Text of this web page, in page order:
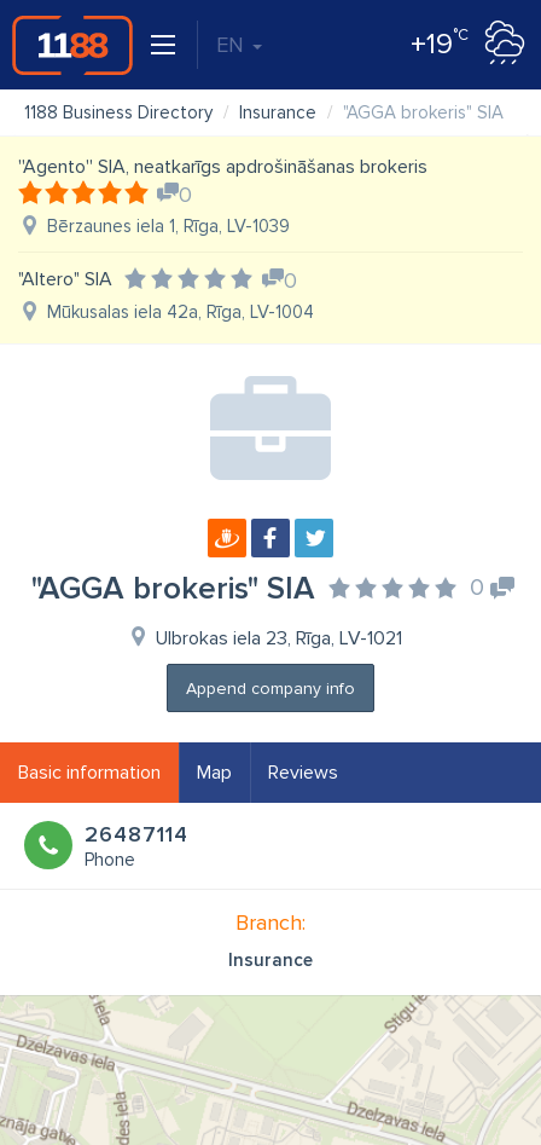
EN +19°C
1188 Business Directory Insurance "AGGA brokeris" SIA
''Agento'' SIA, neatkarīgs apdrošināšanas brokeris
0
Bērzaunes iela 1, Rīga, LV-1039
"Altero" SIA 0
Mūkusalas iela 42a, Rīga, LV-1004
"AGGA brokeris" SIA 0
Ulbrokas iela 23, Rīga, LV-1021
Append company info
Basic information Map Reviews
26487114
Phone
Branch:
Insurance